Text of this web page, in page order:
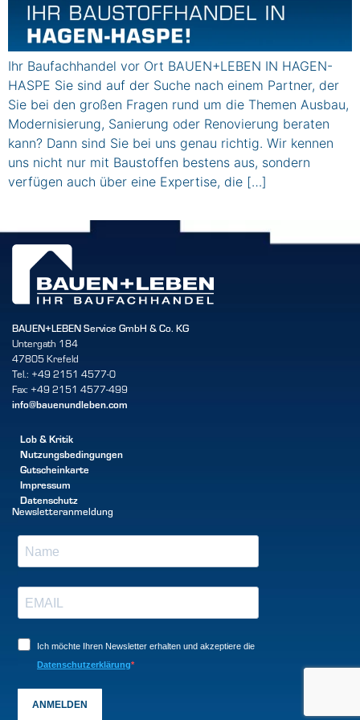
Ihr Baufachhandel vor Ort BAUEN+LEBEN IN HAGEN-
HASPE Sie sind auf der Suche nach einem Partner, der
Sie bei den großen Fragen rund um die Themen Ausbau,
Modernisierung, Sanierung oder Renovierung beraten
kann? Dann sind Sie bei uns genau richtig. Wir kennen
uns nicht nur mit Baustoffen bestens aus, sondern
verfügen auch über eine Expertise, die […]
BAUEN+LEBEN Service GmbH & Co. KG
Untergath 184
47805 Krefeld
Tel.: +49 2151 4577-0
Fax: +49 2151 4577-499
info@bauenundleben.com
Lob & Kritik
Nutzungsbedingungen
Gutscheinkarte
Impressum
Datenschutz
Newsletteranmeldung
Ich möchte Ihren Newsletter erhalten und akzeptiere die
Datenschutzerklärung
ANMELDEN